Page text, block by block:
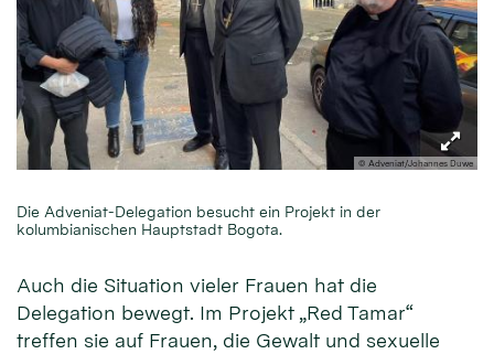
© Adveniat/Johannes Duwe
Die Adveniat-Delegation besucht ein Projekt in der
kolumbianischen Hauptstadt Bogota.
Auch die Situation vieler Frauen hat die
Delegation bewegt. Im Projekt „Red Tamar“
treffen sie auf Frauen, die Gewalt und sexuelle